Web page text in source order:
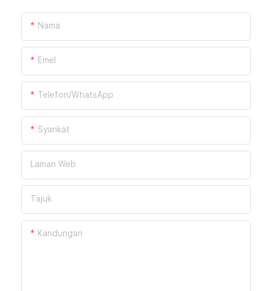
Nama
Emel
Telefon/WhatsApp
Syarikat
Laman Web
Tajuk
Kandungan